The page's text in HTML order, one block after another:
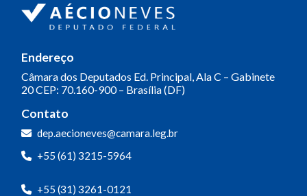
Endereço
Câmara dos Deputados Ed. Principal, Ala C – Gabinete
20CEP: 70.160-900 – Brasília (DF)
Contato
dep.aecioneves@camara.leg.br
+55 (61) 3215-5964
+55 (31) 3261-0121